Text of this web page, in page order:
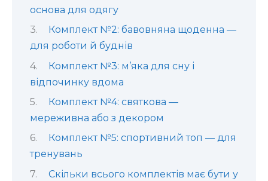
основа для одягу
Комплект №2: бавовняна щоденна —
для роботи й буднів
Комплект №3: м’яка для сну і
відпочинку вдома
Комплект №4: святкова —
мереживна або з декором
Комплект №5: спортивний топ — для
тренувань
Скільки всього комплектів має бути у